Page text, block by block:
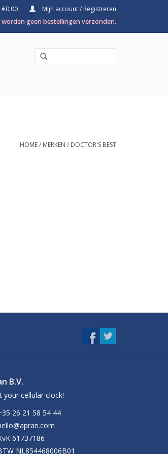
€0,00
Mijn account / Registreren
worden geen bestellingen verzonden.
HOME/ MERKEN / DOCTOR'S BEST
B.V.
your cellular clock!
26 21 58 54 44
61737186
NL854468006B01